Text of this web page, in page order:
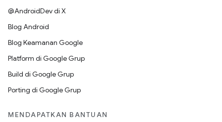
@AndroidDev di X
Blog Android
Blog Keamanan Google
Platform di Google Grup
Build di Google Grup
Porting di Google Grup
MENDAPATKAN BANTUAN